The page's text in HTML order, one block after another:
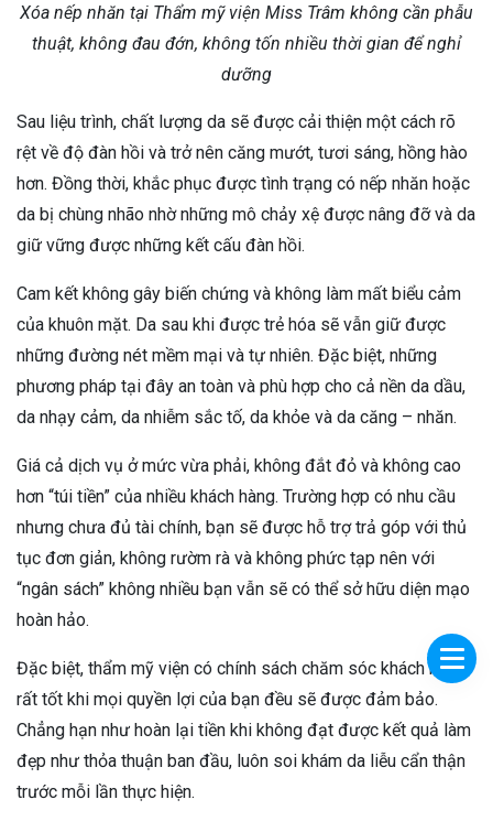
Xóa nếp nhăn tại Thẩm mỹ viện Miss Trâm không cần phẫu
thuật, không đau đớn, không tốn nhiều thời gian để nghỉ
dưỡng
Sau liệu trình, chất lượng da sẽ được cải thiện một cách rõ
rệt về độ đàn hồi và trở nên căng mướt, tươi sáng, hồng hào
hơn. Đồng thời, khắc phục được tình trạng có nếp nhăn hoặc
da bị chùng nhão nhờ những mô chảy xệ được nâng đỡ và da
giữ vững được những kết cấu đàn hồi.
Cam kết không gây biến chứng và không làm mất biểu cảm
của khuôn mặt. Da sau khi được trẻ hóa sẽ vẫn giữ được
những đường nét mềm mại và tự nhiên. Đặc biệt, những
phương pháp tại đây an toàn và phù hợp cho cả nền da dầu,
da nhạy cảm, da nhiễm sắc tố, da khỏe và da căng – nhăn.
Giá cả dịch vụ ở mức vừa phải, không đắt đỏ và không cao
hơn “túi tiền” của nhiều khách hàng. Trường hợp có nhu cầu
nhưng chưa đủ tài chính, bạn sẽ được hỗ trợ trả góp với thủ
tục đơn giản, không rườm rà và không phức tạp nên với
“ngân sách” không nhiều bạn vẫn sẽ có thể sở hữu diện mạo
hoàn hảo.
Đặc biệt, thẩm mỹ viện có chính sách chăm sóc khách hàng
rất tốt khi mọi quyền lợi của bạn đều sẽ được đảm bảo.
Chẳng hạn như hoàn lại tiền khi không đạt được kết quả làm
đẹp như thỏa thuận ban đầu, luôn soi khám da liễu cẩn thận
trước mỗi lần thực hiện.